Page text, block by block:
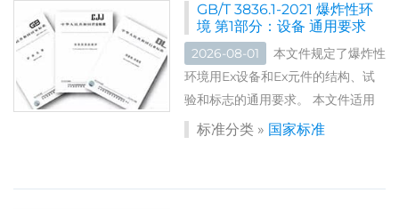
GB/T 3836.1-2021 爆炸性环
境 第1部分：设备 通用要求
2026-08-01
本文件规定了爆炸性
环境用Ex设备和Ex元件的结构、试
验和标志的通用要求。 本文件适用
于拟用于爆炸性气体环境或爆炸性粉
于爆炸性环境时的通用要求。...
标准分类 » 国家标准